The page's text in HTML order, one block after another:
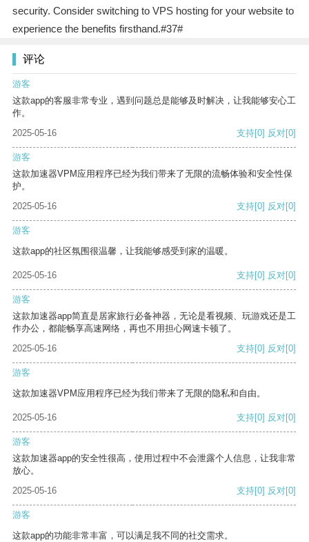
security. Consider switching to VPS hosting for your website to
experience the benefits firsthand.#37#
评论
游客
这款app的客服非常专业，遇到问题总是能够及时解决，让我能够安心工
作。
2025-05-16
支持[0] 反对[0]
游客
这款加速器VPM应用程序已经为我们带来了无限的流畅体验和安全性保
护。
2025-05-16
支持[0] 反对[0]
游客
这款app的社区氛围很温馨，让我能够感受到家的温暖。
2025-05-16 支持[0] 反对[0]
游客
这款加速器app简直是居家旅行必备神器，无论是看视频、玩游戏还是工
作办公，都能畅享高速网络，再也不用担心网速卡顿了。
2025-05-16
支持[0] 反对[0]
游客
这款加速器VPM应用程序已经为我们带来了无限的隐私和自由。
2025-05-16 支持[0] 反对[0]
游客
这款加速器app的安全性很高，使用过程中不会泄露个人信息，让我非常
放心。
2025-05-16
支持[0] 反对[0]
游客
这款app的功能非常丰富，可以满足我不同的社交需求。